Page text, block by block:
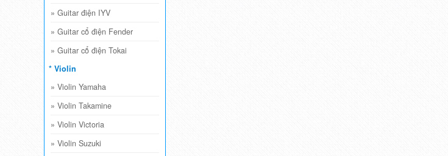
» Guitar điện IYV
» Guitar cổ điện Fender
» Guitar cổ điện Tokai
* Violin
» Violin Yamaha
» Violin Takamine
» Violin Victoria
» Violin Suzuki